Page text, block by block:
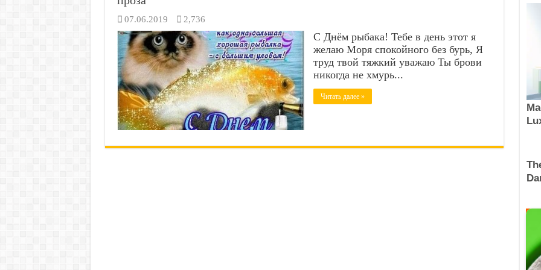
07.06.2019 2,736
С Днём рыбака! Тебе в день этот я
желаю Моря спокойного без бурь, Я
труд твой тяжкий уважаю Ты брови
никогда не хмурь...
Читать далее »